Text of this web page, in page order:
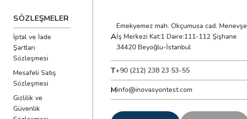
SÖZLEŞMELER
İptal ve İade
Şartları
Sözleşmesi
Mesafeli Satış
Sözleşmesi
Gizlilik ve
Güvenlik
A
Emekyemez mah. Okçumusa cad. Menevşe
İş Merkezi Kat:1 Daire:111-112 Şişhane
34420 Beyoğlu-İstanbul
T+90 (212) 238 23 53-55
Minfo@inovasyontest.com